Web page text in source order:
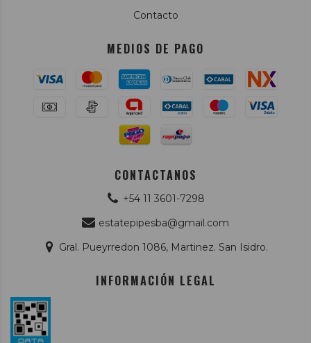
Contacto
MEDIOS DE PAGO
CONTACTANOS
+54 11 3601-7298
estatepipesba@gmail.com
Gral. Pueyrredon 1086, Martinez. San Isidro.
INFORMACIÓN LEGAL